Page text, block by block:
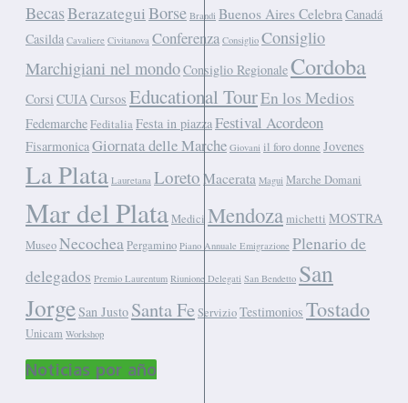
BecasBerazateguiBorse Brandi Buenos Aires Celebra Canadá
Casilda Cavaliere Civitanova Conferenza Consiglio Consiglio
Marchigiani nel mondoConsiglio RegionaleCordoba
Corsi CUIA Cursos Educational TourEn los Medios
FedemarcheFeditaliaFesta in piazzaFestival Acordeon
FisarmonicaGiornata delle Marche Giovani il foro donne Jovenes
La Plata Lauretana Loreto Macerata Magui Marche Domani
Mar del PlataMedici Mendozamichetti MOSTRA
MuseoNecocheaPergamino Piano Annuale Emigrazione Plenario de
delegados Premio Laurentum Riunione Delegati San Bendetto San
JorgeSan Justo Santa FeServizioTestimonios Tostado
Unicam Workshop
Noticias por año